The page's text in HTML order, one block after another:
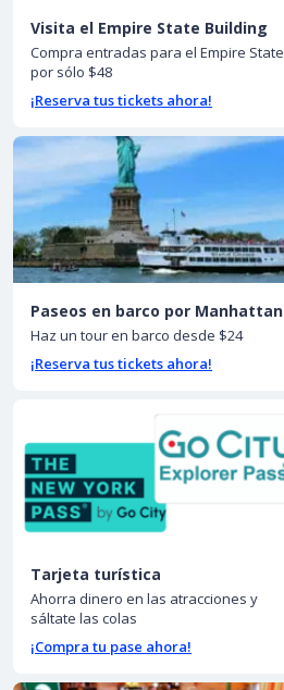
Visita el Empire State Building
Compra entradas para el Empire State
por sólo $48
¡Reserva tus tickets ahora!
Paseos en barco por Manhattan
Haz un tour en barco desde $24
¡Reserva tus tickets ahora!
Tarjeta turística
Ahorra dinero en las atracciones y
sáltate las colas
¡Compra tu pase ahora!